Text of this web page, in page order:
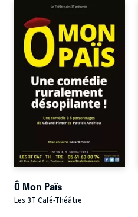
Ô Mon Païs
Les 3T Café-Théâtre